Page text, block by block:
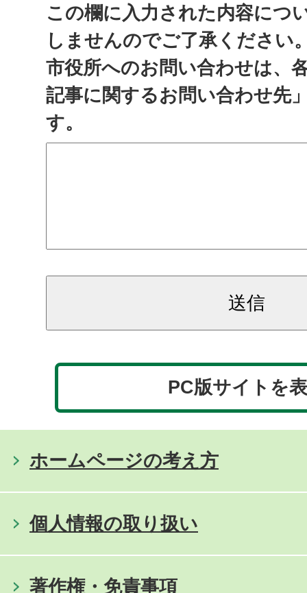
この欄に入力された内容につ
しませんのでご了承ください
市役所へのお問い合わせは、
記事に関するお問い合わせ先
す。
PC版サイトを
ホームページの考え方
個人情報の取り扱い
著作権・免責事項